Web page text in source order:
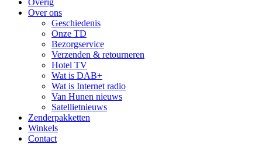
Overig
Over ons
Geschiedenis
Onze TD
Bezorgservice
Verzenden & retourneren
Hotel TV
Wat is DAB+
Wat is Internet radio
Van Hunen nieuws
Satellietnieuws
Zenderpakketten
Winkels
Contact